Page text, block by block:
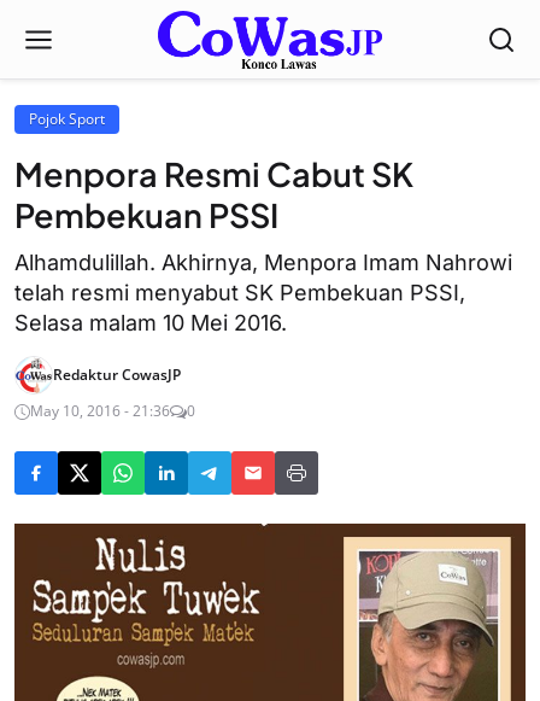
Pojok Sport
Menpora Resmi Cabut SK
Pembekuan PSSI
Alhamdulillah. Akhirnya, Menpora Imam Nahrowi
telah resmi menyabut SK Pembekuan PSSI,
Selasa malam 10 Mei 2016.
Redaktur CowasJP
May 10, 2016 - 21:36
0